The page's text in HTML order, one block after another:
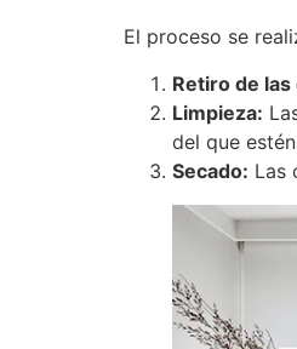
El proceso se
Retiro de
Limpieza:
del que
Secado: Las